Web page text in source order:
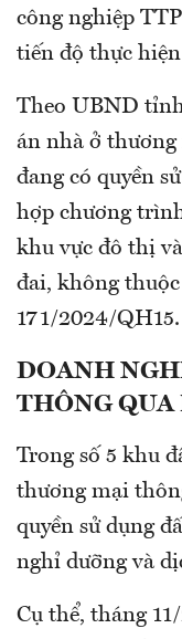
công nghiệp
tiến độ thực
Theo UBND
án nhà ở thương
đang có quyền
hợp chương
khu vực đô thị
đai, không
171/2024/QH15.
DOANH
THÔNG
Trong số 5 khu
thương mại
quyền sử dụng
nghỉ dưỡng và
Cụ thể, tháng